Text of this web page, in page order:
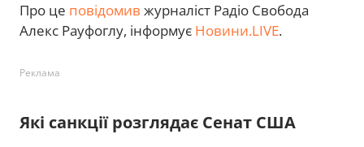
Про це повідомив журналіст Радіо Свобода
Алекс Рауфоглу, інформує Новини.LIVE.
Реклама
Які санкції розглядає Сенат США